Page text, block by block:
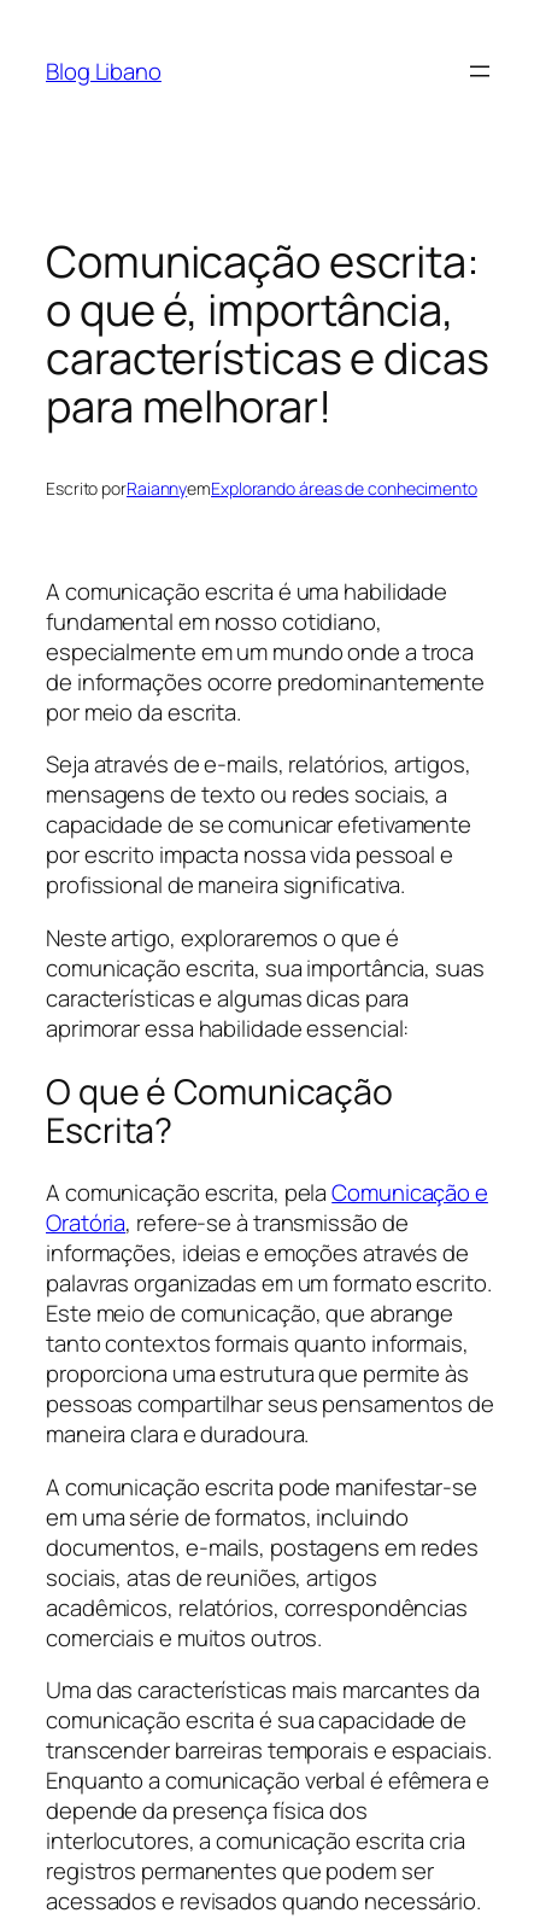
Blog Libano
Comunicação escrita:
o que é, importância,
características e dicas
para melhorar!
Escrito porRaiannyemExplorando áreas de conhecimento
A comunicação escrita é uma habilidade
fundamental em nosso cotidiano,
especialmente em um mundo onde a troca
de informações ocorre predominantemente
por meio da escrita.
Seja através de e-mails, relatórios, artigos,
mensagens de texto ou redes sociais, a
capacidade de se comunicar efetivamente
por escrito impacta nossa vida pessoal e
profissional de maneira significativa.
Neste artigo, exploraremos o que é
comunicação escrita, sua importância, suas
características e algumas dicas para
aprimorar essa habilidade essencial:
O que é Comunicação
Escrita?
A comunicação escrita, pelaComunicação e
Oratória, refere-se à transmissão de
informações, ideias e emoções através de
palavras organizadas em um formato escrito.
Este meio de comunicação, que abrange
tanto contextos formais quanto informais,
proporciona uma estrutura que permite às
pessoas compartilhar seus pensamentos de
maneira clara e duradoura.
A comunicação escrita pode manifestar-se
em uma série de formatos, incluindo
documentos, e-mails, postagens em redes
sociais, atas de reuniões, artigos
acadêmicos, relatórios, correspondências
comerciais e muitos outros.
Uma das características mais marcantes da
comunicação escrita é sua capacidade de
transcender barreiras temporais e espaciais.
Enquanto a comunicação verbal é efêmera e
depende da presença física dos
interlocutores, a comunicação escrita cria
registros permanentes que podem ser
acessados e revisados quando necessário.